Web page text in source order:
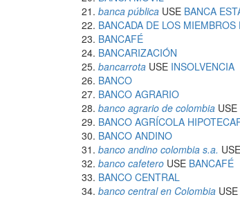
banca pública USE BANCA
BANCADA DE LOS
BANCAFÉ
BANCARIZACIÓN
bancarrota USE INSOLVENCIA
BANCO
BANCO AGRARIO
banco agrario de colombia USE
BANCO AGRÍCOLA
BANCO ANDINO
banco andino colombia s.a. USE
banco cafetero USE BANCAFÉ
BANCO CENTRAL
banco central en Colombia USE